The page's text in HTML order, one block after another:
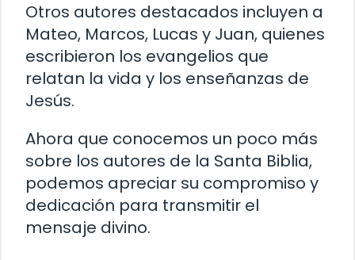
Otros autores destacados incluyen a
Mateo, Marcos, Lucas y Juan, quienes
escribieron los evangelios que
relatan la vida y los enseñanzas de
Jesús.
Ahora que conocemos un poco más
sobre los autores de la Santa Biblia,
podemos apreciar su compromiso y
dedicación para transmitir el
mensaje divino.